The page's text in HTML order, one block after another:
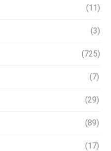
(11)
(3)
(725)
(7)
(29)
(89)
(17)